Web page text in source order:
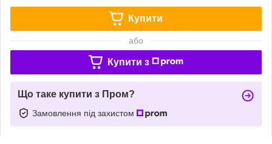
Купити
або
Купити з
Що таке купити з Пром?
Замовлення під захистом